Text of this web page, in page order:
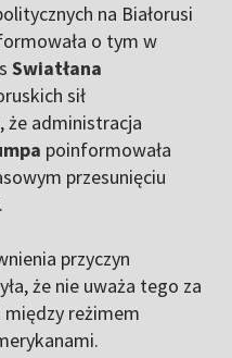
na Białorusi
o tym w
Swiatłana
sił
że administracja
poinformowała
przesunięciu
przyczyn
że ​​nie uważa tego za
reżimem